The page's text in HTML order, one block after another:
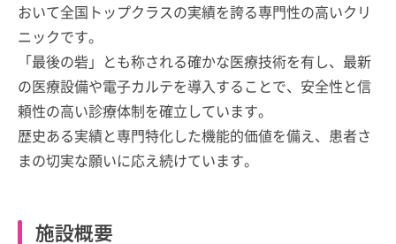
おいて全国トップクラスの実績を誇る専門性の高いクリ
ニックです。
「最後の砦」とも称される確かな医療技術を有し、最新
の医療設備や電子カルテを導入することで、安全性と信
頼性の高い診療体制を確立しています。
歴史ある実績と専門特化した機能的価値を備え、患者さ
まの切実な願いに応え続けています。
施設概要